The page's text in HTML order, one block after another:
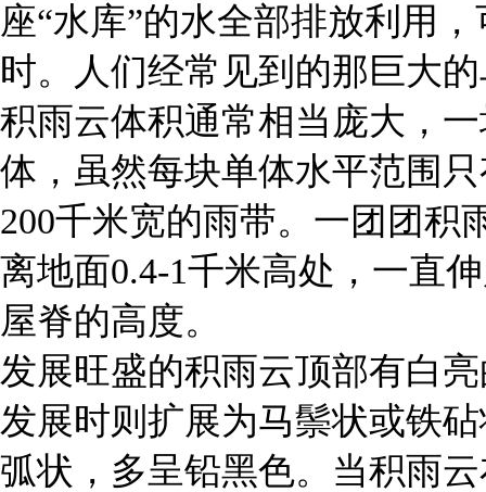
座“水库”的水全部排放利用
时。人们经常见到的那巨大
积雨云体积通常相当庞大，
体，虽然每块单体水平范围
200千米宽的雨带。一团团积
离地面0.4-1千米高处，一直
屋脊的高度。
发展旺盛的积雨云顶部有白
发展时则扩展为马鬃状或铁
弧状，多呈铅黑色。当积雨